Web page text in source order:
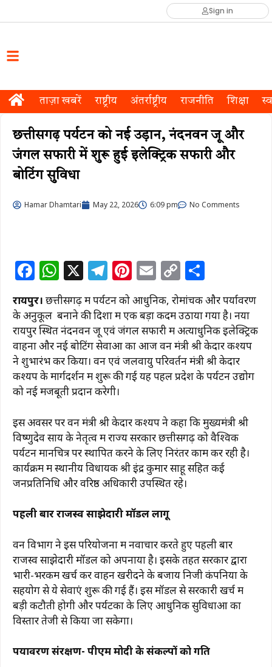
Sign in
ताज़ा खबरें राष्ट्रीय अंतर्राष्ट्रीय राजनीति शिक्षा
छत्तीसगढ़ पर्यटन को नई उड़ान, नंदनवन जू और
जंगल सफारी में शुरू हुई इलेक्ट्रिक सफारी और
बोटिंग सुविधा
Hamar Dhamtari May 22, 2026 6:09 pm No Comments
F
c
e
b
o
o
W
h
at
s
A
p
p
X T
e
g
ra
m
Pi
te
re
st
E
m
ai
l
C
o
p
y
Li
n
k
h
ar
e
रायपुर। छत्तीसगढ़ में पर्यटन को आधुनिक, रोमांचक और पर्यावरण
के अनुकूल बनाने की दिशा में एक बड़ा कदम उठाया गया है। नया
रायपुर स्थित नंदनवन जू एवं जंगल सफारी में अत्याधुनिक इलेक्ट्रिक
वाहनों और नई बोटिंग सेवाओं का आज वन मंत्री श्री केदार कश्यप
ने शुभारंभ कर किया। वन एवं जलवायु परिवर्तन मंत्री श्री केदार
कश्यप के मार्गदर्शन में शुरू की गई यह पहल प्रदेश के पर्यटन उद्योग
को नई मजबूती प्रदान करेगी।
इस अवसर पर वन मंत्री श्री केदार कश्यप ने कहा कि मुख्यमंत्री श्री
विष्णुदेव साय के नेतृत्व में राज्य सरकार छत्तीसगढ़ को वैश्विक
पर्यटन मानचित्र पर स्थापित करने के लिए निरंतर काम कर रही है।
कार्यक्रम में स्थानीय विधायक श्री इंद्र कुमार साहू सहित कई
जनप्रतिनिधि और वरिष्ठ अधिकारी उपस्थित रहे।
पहली बार राजस्व साझेदारी मॉडल लागू
वन विभाग ने इस परियोजना में नवाचार करते हुए पहली बार
राजस्व साझेदारी मॉडल को अपनाया है। इसके तहत सरकार द्वारा
भारी-भरकम खर्च कर वाहन खरीदने के बजाय निजी कंपनियों के
सहयोग से ये सेवाएं शुरू की गई हैं। इस मॉडल से सरकारी खर्च में
बड़ी कटौती होगी और पर्यटकों के लिए आधुनिक सुविधाओं का
विस्तार तेजी से किया जा सकेगा।
पर्यावरण संरक्षण- पीएम मोदी के संकल्पों को गति